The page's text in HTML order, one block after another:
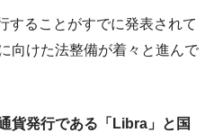
することがすでに発表されて
向けた法整備が着々と進んで
貨発行である「Libra」と国